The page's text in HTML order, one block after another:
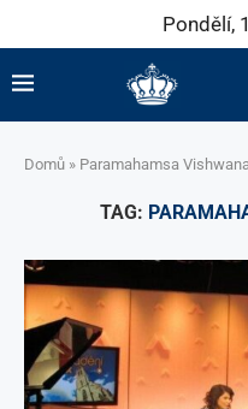
Pondělí,
Domů » Paramahamsa
TAG: